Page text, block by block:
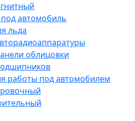
автомобиль
льда
облицовки
работы под автомобилем